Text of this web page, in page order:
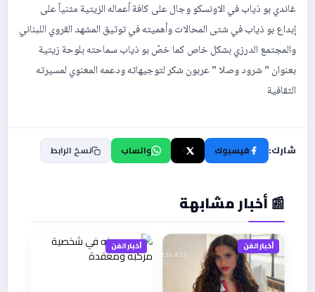
غاندي بو ذياب في الاونسكو وجال على كافة أعماله الزيتية مثنياً على
إبداع بو ذياب في شتى المحالات وأهميته في توثيق المشهد القروي اللبناني
والمجتمع الدرزي بشكل خاص كما خصّ بو ذياب سماحته بلوحة زيتية
بعنوان ” شرود وصلا ” عربون شكر لتوجيهاته ودعمه المعنوي لمسيرته
الثقافية
شارك: فيسبوك واتساب نسخ الرابط
📰 أخبار مشابهة
أخبار الفن أخبار الفن